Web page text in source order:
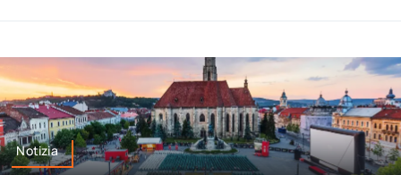
Notizia